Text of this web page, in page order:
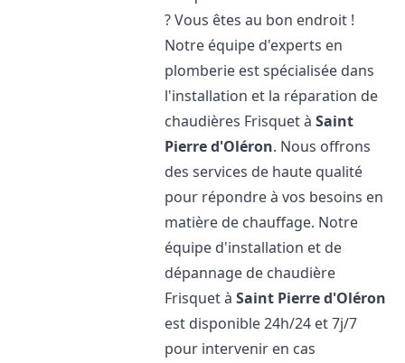
? Vous êtes au bon endroit !
Notre équipe d'experts en
plomberie est spécialisée dans
l'installation et la réparation de
chaudières Frisquet àSaint
Pierre d'Oléron. Nous offrons
des services de haute qualité
pour répondre à vos besoins en
matière de chauffage. Notre
équipe d'installation et de
dépannage de chaudière
Frisquet àSaint Pierre d'Oléron
est disponible 24h/24 et 7j/7
pour intervenir en cas